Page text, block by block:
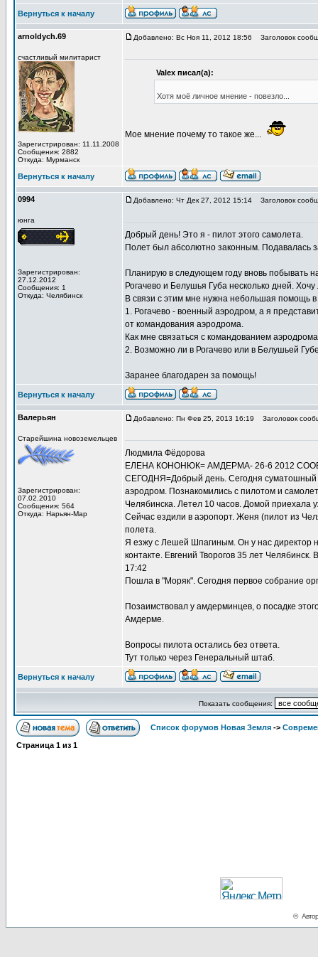
Вернуться к началу
arnoldych.69
счастливый милитарист
Зарегистрирован: 11.11.2008
Сообщения: 2882
Откуда: Мурманск
Добавлено: Вс Ноя 11, 2012 18:56 Заголовок
Valex писал(а):
Хотя моё личное мнение - повезло...
Мое мнение почему то такое же...
Вернуться к началу
0994
юнга
Зарегистрирован:
27.12.2012
Сообщения: 1
Откуда: Челябинск
Добавлено: Чт Дек 27, 2012 15:14 Заголовок
Добрый день! Это я - пилот этого самолета.
Полет был абсолютно законным. Подавалась
Планирую в следующем году вновь побывать
Рогачево и Белушья Губа несколько дней.
В связи с этим мне нужна небольшая помощь
1. Рогачево - военный аэродром, а я
от командования аэродрома.
Как мне связаться с командованием
2. Возможно ли в Рогачево или в Белушьей
Заранее благодарен за помощь!
Вернуться к началу
Валерьян
Старейшина новоземельцев
Зарегистрирован:
07.02.2010
Сообщения: 564
Откуда: Нарьян-Мар
Добавлено: Пн Фев 25, 2013 16:19 Заголовок
Людмила Фёдорова
ЕЛЕНА КОНОНЮК= АМДЕРМА- 26-6 2012
СЕГОДНЯ=Добрый день. Сегодня суматошный
аэродром. Познакомились с пилотом и
Челябинска. Летел 10 часов. Домой приехала
Сейчас ездили в аэропорт. Женя (пилот из
полета.
Я езжу с Лешей Шпагиным. Он у нас
контакте. Евгений Творогов 35 лет Челябинск.
17:42
Пошла в "Моряк". Сегодня первое собрание
Позаимствовал у амдерминцев, о посадке
Амдерме.
Вопросы пилота остались без ответа.
Тут только через Генеральный штаб.
Вернуться к началу
Показать сообщения:
Список форумов Новая Земля ->
Страница 1 из 1
© Автор